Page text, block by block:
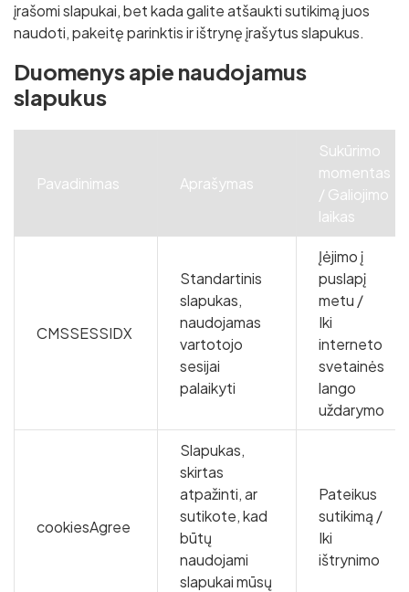
Stačiakampiai
Kvadratiniai
Apvalūs
Juostos
įrašomi slapukai, bet kada galite atšaukti sutikimą juos
naudoti, pakeitę parinktis ir ištrynę įrašytus slapukus.
Duomenys apie naudojamus
slapukus
Pavadinimas Aprašymas
Sukūrimo
momentas
/ Galiojimo
laikas
CMSSESSIDX
Standartinis
slapukas,
naudojamas
vartotojo
sesijai
palaikyti
Įėjimo į
puslapį
metu /
Iki
interneto
svetainės
lango
uždarymo
cookiesAgree
Slapukas,
skirtas
atpažinti, ar
sutikote, kad
būtų
naudojami
slapukai mūsų
Pateikus
sutikimą /
Iki
ištrynimo